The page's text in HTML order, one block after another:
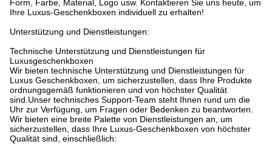
Form, Farbe, Material, Logo usw. Kontaktieren Sie uns heute, um
Ihre Luxus-Geschenkboxen individuell zu erhalten!
Unterstützung und Dienstleistungen:
Technische Unterstützung und Dienstleistungen für
Luxusgeschenkboxen
Wir bieten technische Unterstützung und Dienstleistungen für
Luxus Geschenkboxen, um sicherzustellen, dass Ihre Produkte
ordnungsgemäß funktionieren und von höchster Qualität
sind.Unser technisches Support-Team steht Ihnen rund um die
Uhr zur Verfügung, um Fragen oder Bedenken zu beantworten.
Wir bieten eine breite Palette von Dienstleistungen an, um
sicherzustellen, dass Ihre Luxus-Geschenkboxen von höchster
Qualität sind, einschließlich: